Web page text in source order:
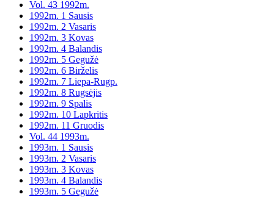
Vol. 43 1992m.
1992m. 1 Sausis
1992m. 2 Vasaris
1992m. 3 Kovas
1992m. 4 Balandis
1992m. 5 Gegužė
1992m. 6 Birželis
1992m. 7 Liepa-Rugp.
1992m. 8 Rugsėjis
1992m. 9 Spalis
1992m. 10 Lapkritis
1992m. 11 Gruodis
Vol. 44 1993m.
1993m. 1 Sausis
1993m. 2 Vasaris
1993m. 3 Kovas
1993m. 4 Balandis
1993m. 5 Gegužė